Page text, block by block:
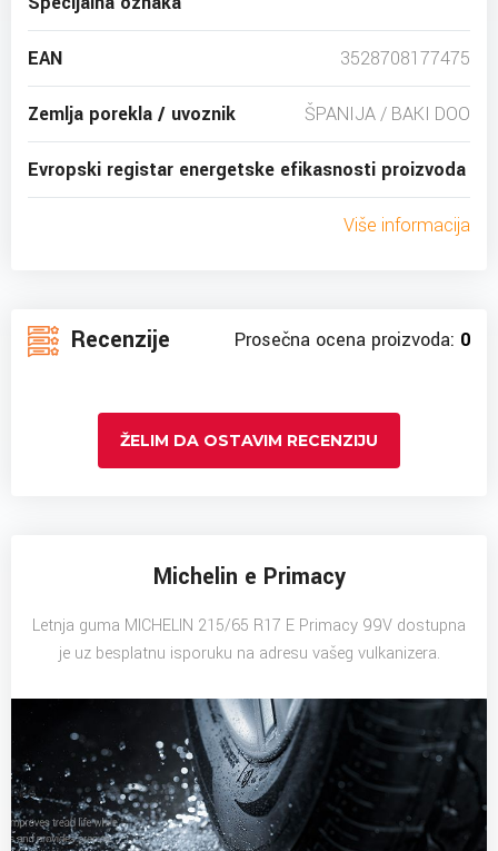
EAN 3528708177475
Zemlja porekla / uvoznik ŠPANIJA / BAKI DOO
Evropski registar energetske efikasnosti proizvoda
Više informacija
Recenzije Prosečna ocena proizvoda: 0
ŽELIM DA OSTAVIM RECENZIJU
Michelin e Primacy
Letnja guma MICHELIN 215/65 R17 E Primacy 99V dostupna
je uz besplatnu isporuku na adresu vašeg vulkanizera.